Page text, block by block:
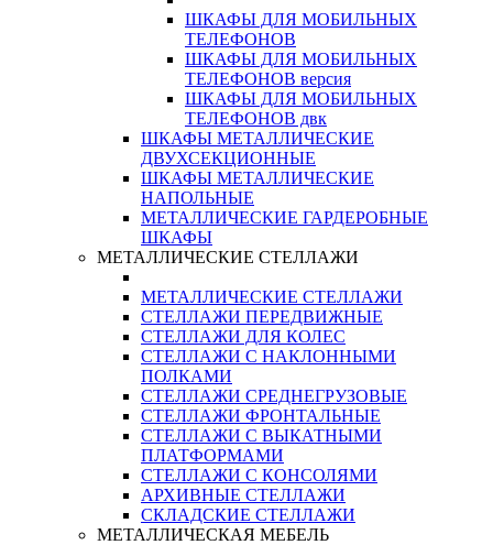
ШКАФЫ ДЛЯ МОБИЛЬНЫХ
ТЕЛЕФОНОВ
ШКАФЫ ДЛЯ МОБИЛЬНЫХ
ТЕЛЕФОНОВ версия
ШКАФЫ ДЛЯ МОБИЛЬНЫХ
ТЕЛЕФОНОВ двк
ШКАФЫ МЕТАЛЛИЧЕСКИЕ
ДВУХСЕКЦИОННЫЕ
ШКАФЫ МЕТАЛЛИЧЕСКИЕ
НАПОЛЬНЫЕ
МЕТАЛЛИЧЕСКИЕ ГАРДЕРОБНЫЕ
ШКАФЫ
МЕТАЛЛИЧЕСКИЕ СТЕЛЛАЖИ
МЕТАЛЛИЧЕСКИЕ СТЕЛЛАЖИ
СТЕЛЛАЖИ ПЕРЕДВИЖНЫЕ
СТЕЛЛАЖИ ДЛЯ КОЛЕС
СТЕЛЛАЖИ С НАКЛОННЫМИ
ПОЛКАМИ
СТЕЛЛАЖИ СРЕДНЕГРУЗОВЫЕ
СТЕЛЛАЖИ ФРОНТАЛЬНЫЕ
СТЕЛЛАЖИ С ВЫКАТНЫМИ
ПЛАТФОРМАМИ
СТЕЛЛАЖИ С КОНСОЛЯМИ
АРХИВНЫЕ СТЕЛЛАЖИ
СКЛАДСКИЕ СТЕЛЛАЖИ
МЕТАЛЛИЧЕСКАЯ МЕБЕЛЬ